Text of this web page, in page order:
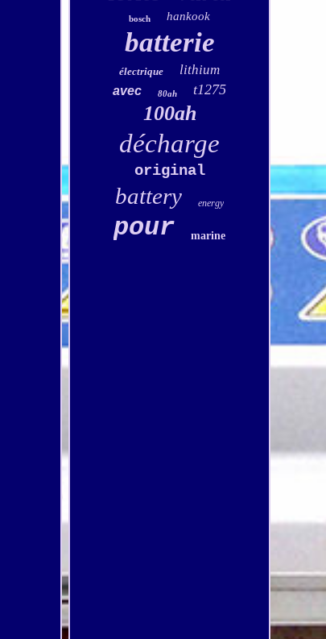
bosch hankook
batterie
électrique lithium
avec 80ah t1275
100ah
décharge
original
battery energy
pour marine